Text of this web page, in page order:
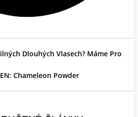
Dlouhých Vlasech? Máme Pro
Chameleon Powder